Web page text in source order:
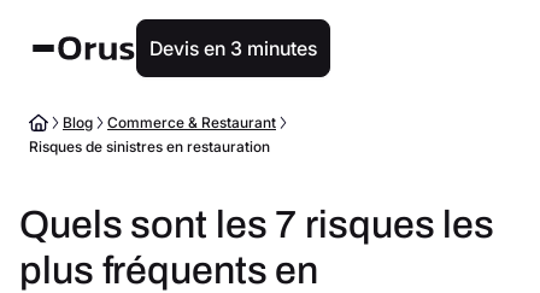
Devis en 3 minutes
Blog
Commerce & Restaurant
Risques de sinistres en restauration
Quels sont les 7 risques les
plus fréquents en